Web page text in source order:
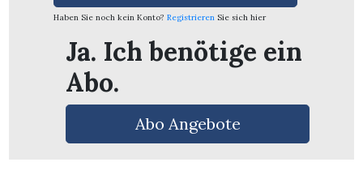
Haben Sie noch kein Konto? Registrieren Sie sich hier
Ja. Ich benötige ein
Abo.
Abo Angebote